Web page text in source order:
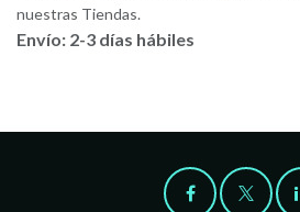
nuestras Tiendas.
Envío: 2-3 días hábiles